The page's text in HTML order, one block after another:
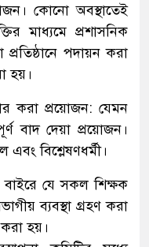
কোনো অবস্থাতেই
মাধ্যমে প্রশাসনিক
পদায়ন করা
হয়।
করা প্রয়োজন: যেমন
বাদ দেয়া প্রয়োজন।
বিশ্লেষণধর্মী।
বাইরে যে সকল শিক্ষক
ব্যবস্থা গ্রহণ করা
হয়।